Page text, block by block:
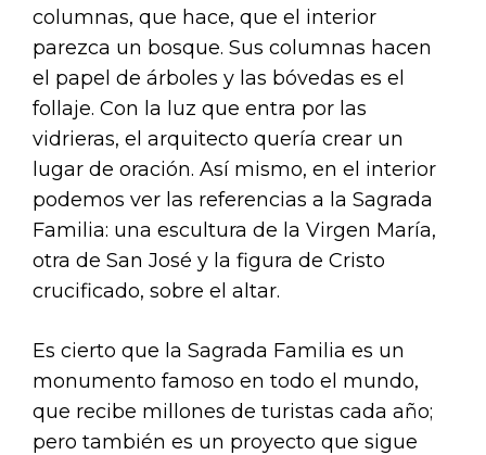
columnas, que hace, que el interior
parezca un bosque. Sus columnas hacen
el papel de árboles y las bóvedas es el
follaje. Con la luz que entra por las
vidrieras, el arquitecto quería crear un
lugar de oración. Así mismo, en el interior
podemos ver las referencias a la Sagrada
Familia: una escultura de la Virgen María,
otra de San José y la figura de Cristo
crucificado, sobre el altar.
Es cierto que la Sagrada Familia es un
monumento famoso en todo el mundo,
que recibe millones de turistas cada año;
pero también es un proyecto que sigue